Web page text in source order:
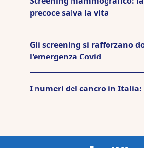
precoce salva la vita
Gli screening si rafforzano
l'emergenza Covid
I numeri del cancro in Italia: